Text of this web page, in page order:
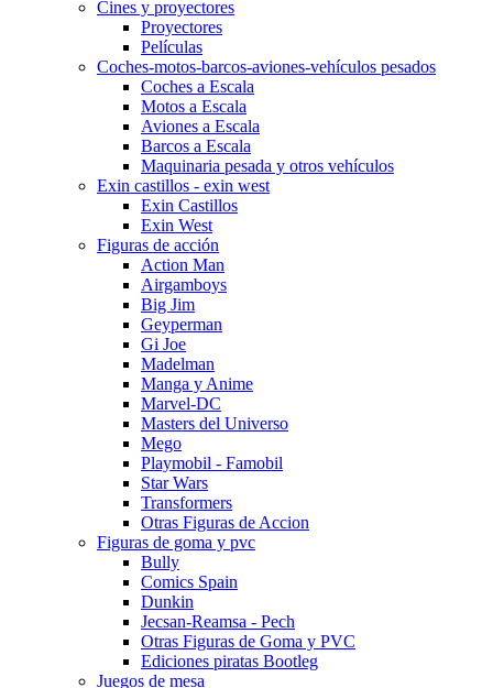
Cines y proyectores
Proyectores
Películas
Coches-motos-barcos-aviones-vehículos pesados
Coches a Escala
Motos a Escala
Aviones a Escala
Barcos a Escala
Maquinaria pesada y otros vehículos
Exin castillos - exin west
Exin Castillos
Exin West
Figuras de acción
Action Man
Airgamboys
Big Jim
Geyperman
Gi Joe
Madelman
Manga y Anime
Marvel-DC
Masters del Universo
Mego
Playmobil - Famobil
Star Wars
Transformers
Otras Figuras de Accion
Figuras de goma y pvc
Bully
Comics Spain
Dunkin
Jecsan-Reamsa - Pech
Otras Figuras de Goma y PVC
Ediciones piratas Bootleg
Juegos de mesa